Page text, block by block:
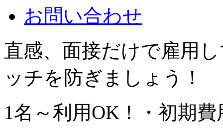
お問い合わせ
直感、面接だけで雇用
ッチを防ぎましょう！
1名～利用OK！・初期